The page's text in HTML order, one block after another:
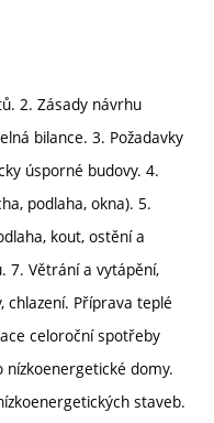
2. Zásady návrhu
bilance. 3. Požadavky
úsporné budovy. 4.
podlaha, okna). 5.
kout, ostění a
7. Větrání a vytápění,
chlazení. Příprava teplé
celoroční spotřeby
domy.
staveb.